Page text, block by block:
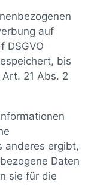
auf
DSGVO
bis
21 Abs. 2
anderes ergibt,
Daten
sie für die